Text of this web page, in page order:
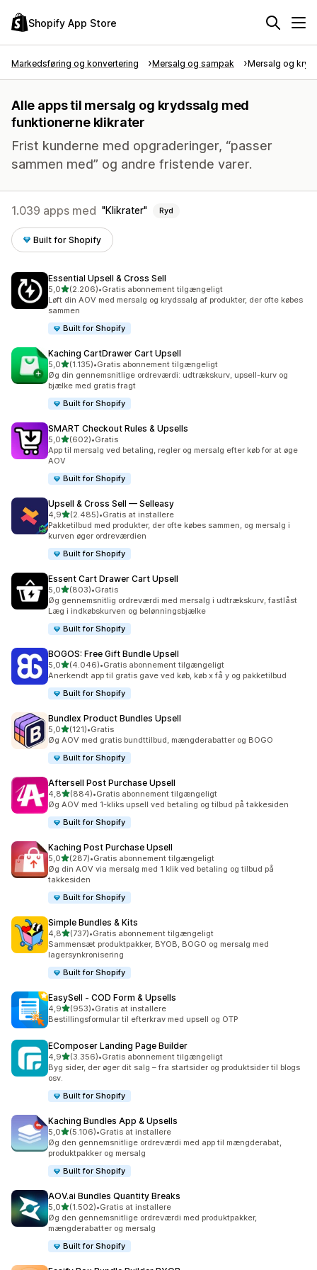
Shopify App Store
Markedsføring og konvertering Mersalg og sampak Mersalg og
Alle apps til mersalg og krydssalg med
funktionerne klikrater
Frist kunderne med opgraderinger, “passer
sammen med” og andre fristende varer.
1.039 apps med Klikrater Ryd
Built for Shopify
Essential Upsell & Cross Sell
5,0ud af 5 stjerner
(2.206)
2206 anmeldelser i alt
•Gratis abonnement tilgængeligt
Løft din AOV med mersalg og krydssalg af produkter, der ofte købes
sammen
Built for Shopify
Kaching CartDrawer Cart Upsell
5,0ud af 5 stjerner
(1.135)
1135 anmeldelser i alt
•Gratis abonnement tilgængeligt
Øg din gennemsnitlige ordreværdi: udtrækskurv, upsell-kurv og
bjælke med gratis fragt
Built for Shopify
SMART Checkout Rules & Upsells
5,0ud af 5 stjerner
(602)
602 anmeldelser i alt
•Gratis
App til mersalg ved betaling, regler og mersalg efter køb for at øge
AOV
Built for Shopify
Upsell & Cross Sell — Selleasy
4,9ud af 5 stjerner
(2.485)
2485 anmeldelser i alt
•Gratis at installere
Pakketilbud med produkter, der ofte købes sammen, og mersalg i
kurven øger ordreværdien
Built for Shopify
Essent Cart Drawer Cart Upsell
5,0ud af 5 stjerner
(803)
803 anmeldelser i alt
•Gratis
Øg gennemsnitlig ordreværdi med mersalg i udtrækskurv, fastlåst
Læg i indkøbskurven og belønningsbjælke
Built for Shopify
BOGOS: Free Gift Bundle Upsell
5,0ud af 5 stjerner
(4.046)
4046 anmeldelser i alt
•Gratis abonnement tilgængeligt
Anerkendt app til gratis gave ved køb, køb x få y og pakketilbud
Built for Shopify
Bundlex Product Bundles Upsell
5,0ud af 5 stjerner
(121)
121 anmeldelser i alt
•Gratis
Øg AOV med gratis bundttilbud, mængderabatter og BOGO
Built for Shopify
Aftersell Post Purchase Upsell
4,8ud af 5 stjerner
(884)
884 anmeldelser i alt
•Gratis abonnement tilgængeligt
Øg AOV med 1-kliks upsell ved betaling og tilbud på takkesiden
Built for Shopify
Kaching Post Purchase Upsell
5,0ud af 5 stjerner
(287)
287 anmeldelser i alt
•Gratis abonnement tilgængeligt
Øg din AOV via mersalg med 1 klik ved betaling og tilbud på
takkesiden
Built for Shopify
Simple Bundles & Kits
4,8ud af 5 stjerner
(737)
737 anmeldelser i alt
•Gratis abonnement tilgængeligt
Sammensæt produktpakker, BYOB, BOGO og mersalg med
lagersynkronisering
Built for Shopify
EasySell ‑ COD Form & Upsells
4,9ud af 5 stjerner
(953)
953 anmeldelser i alt
•Gratis at installere
Bestillingsformular til efterkrav med upsell og OTP
EComposer Landing Page Builder
4,9ud af 5 stjerner
(3.356)
3356 anmeldelser i alt
•Gratis abonnement tilgængeligt
Byg sider, der øger dit salg – fra startsider og produktsider til blogs
osv.
Built for Shopify
Kaching Bundles App & Upsells
5,0ud af 5 stjerner
(5.106)
5106 anmeldelser i alt
•Gratis at installere
Øg den gennemsnitlige ordreværdi med app til mængderabat,
produktpakker og mersalg
Built for Shopify
AOV.ai Bundles Quantity Breaks
5,0ud af 5 stjerner
(1.502)
1502 anmeldelser i alt
•Gratis at installere
Øg den gennemsnitlige ordreværdi med produktpakker,
mængderabatter og mersalg
Built for Shopify